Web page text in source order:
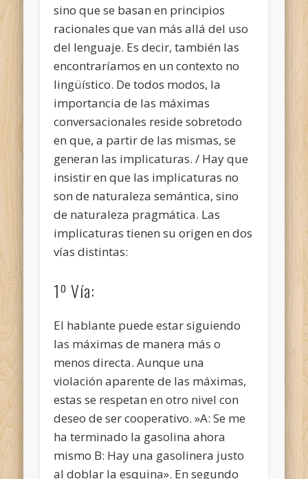
sino que se basan en principios
racionales que van más allá del uso
del lenguaje. Es decir, también las
encontraríamos en un contexto no
lingüístico. De todos modos, la
importancia de las máximas
conversacionales reside sobretodo
en que, a partir de las mismas, se
generan las implicaturas. / Hay que
insistir en que las implicaturas no
son de naturaleza semántica, sino
de naturaleza pragmática. Las
implicaturas tienen su origen en dos
vías distintas:
1º Vía:
El hablante puede estar siguiendo
las máximas de manera más o
menos directa. Aunque una
violación aparente de las máximas,
estas se respetan en otro nivel con
deseo de ser cooperativo. »A: Se me
ha terminado la gasolina ahora
mismo B: Hay una gasolinera justo
al doblar la esquina». En segundo